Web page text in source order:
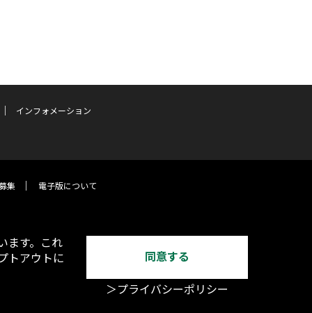
インフォメーション
集 電子版について
ます。これ
トアウトに
同意する
＞プライバシーポリシー